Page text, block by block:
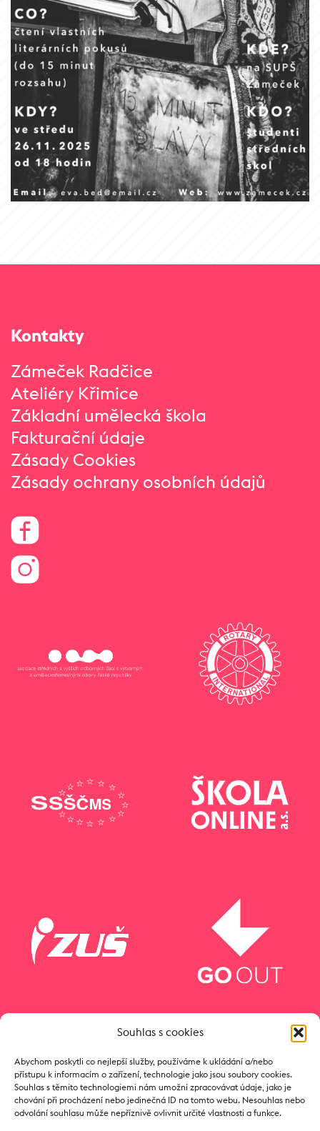
Souhlas s cookies
Abychom poskytli co nejlepší služby, používáme k ukládání a/nebo
přístupu k informacím o zařízení, technologie jako jsou soubory cookies.
Souhlas s těmito technologiemi nám umožní zpracovávat údaje, jako je
chování při procházení nebo jedinečná ID na tomto webu. Nesouhlas nebo
odvolání souhlasu může nepříznivě ovlivnit určité vlastnosti a funkce.
Kontakty
Zámeček Radčice
Ateliéry Křimice
Základní umělecká škola
Fakturační údaje
Zásady Cookies
Zásady ochrany osobních údajů